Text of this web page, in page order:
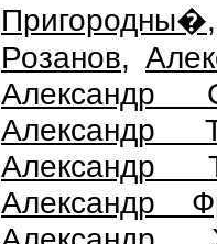
Пригородны�
Розанов,
Александр
Александр
Александр
Александр